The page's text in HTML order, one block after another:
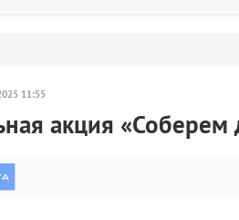
11:55
акция